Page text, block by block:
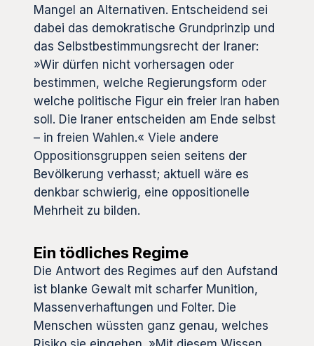
Mangel an Alternativen. Entscheidend sei
dabei das demokratische Grundprinzip und
das Selbstbestimmungsrecht der Iraner:
»Wir dürfen nicht vorhersagen oder
bestimmen, welche Regierungsform oder
welche politische Figur ein freier Iran haben
soll. Die Iraner entscheiden am Ende selbst
– in freien Wahlen.« Viele andere
Oppositionsgruppen seien seitens der
Bevölkerung verhasst; aktuell wäre es
denkbar schwierig, eine oppositionelle
Mehrheit zu bilden.
Ein tödliches Regime
Die Antwort des Regimes auf den Aufstand
ist blanke Gewalt mit scharfer Munition,
Massenverhaftungen und Folter. Die
Menschen wüssten ganz genau, welches